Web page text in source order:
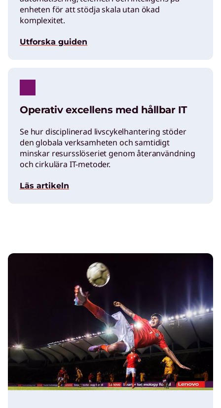
enheten för att stödja skala utan ökad
komplexitet.
Utforska guiden
Operativ excellens med hållbar IT
Se hur disciplinerad livscykelhantering stöder
den globala verksamheten och samtidigt
minskar resursslöseriet genom återanvändning
och cirkulära IT-metoder.
Läs artikeln